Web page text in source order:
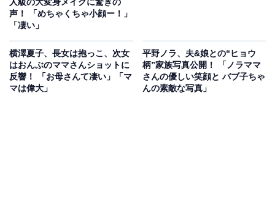
人級の大変身メイクに驚きの
声！ 「めちゃくちゃ小顔ー！」
「凄い」
横澤夏子、長女は抱っこ、次女
はおんぶのママさんショットに
反響！ 「お母さんて凄い」「マ
マは偉大」
平野ノラ、夫&娘との“ヒョウ
柄”家族写真公開！ 「ノラママ
さんの優しい笑顔と バブ子ちゃ
んの素敵な写真」